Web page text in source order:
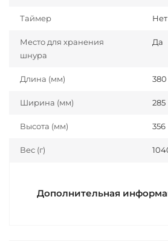
Таймер Нет
Место для хранения
шнура
Да
Длина (мм) 380
Ширина (мм) 285
Высота (мм) 356
Вес (г)
Дополнительная